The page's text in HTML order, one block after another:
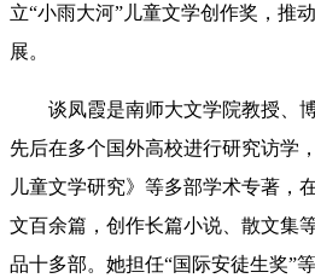
立“小雨大河”儿童文学创作奖，推
展。
谈凤霞是南师大文学院教授、博
先后在多个国外高校进行研究访学
儿童文学研究》等多部学术专著，
文百余篇，创作长篇小说、散文集
品十多部。她担任“国际安徒生奖”